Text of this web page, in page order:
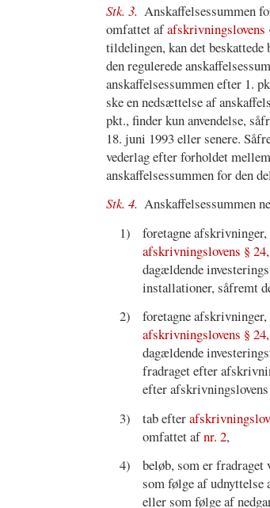
Stk. 3. Anskaffelsessummen
omfattet afafskrivningslovens
tildelingen, kan det
den regulerede
anskaffelsessummen efter 1.
ske en nedsættelse af
pkt., finder kun anvendelse,
18. juni 1993 eller senere.
vederlag efter forholdet
anskaffelsessummen for den
Stk. 4. Anskaffelsessummen
1)
foretagne
afskrivningslovens §
dagældende
installationer, såfremt
2)
foretagne
afskrivningslovens §
dagældende
fradraget efter
efter
3)
tab efter
omfattet afnr. 2,
4)
beløb, som er
som følge af udnyttelse
eller som følge af